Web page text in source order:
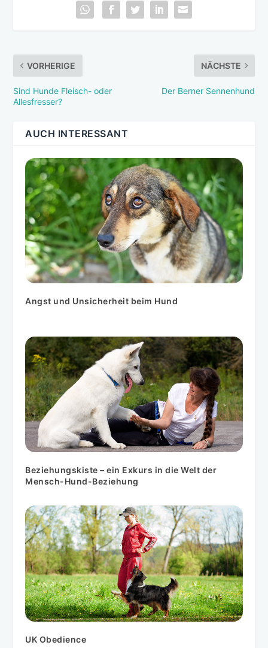
VORHERIGE
Sind Hunde Fleisch- oder
Allesfresser?
NÄCHSTE
Der Berner Sennenhund
AUCH INTERESSANT
Angst und Unsicherheit beim Hund
Beziehungskiste – ein Exkurs in die Welt der
Mensch-Hund-Beziehung
UK Obedience